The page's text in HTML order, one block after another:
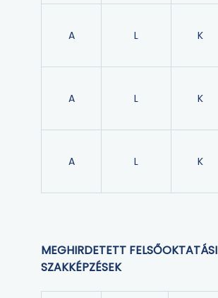
A L K
A L K
A L K
MEGHIRDETETT FELSŐOKTATÁSI
SZAKKÉPZÉSEK